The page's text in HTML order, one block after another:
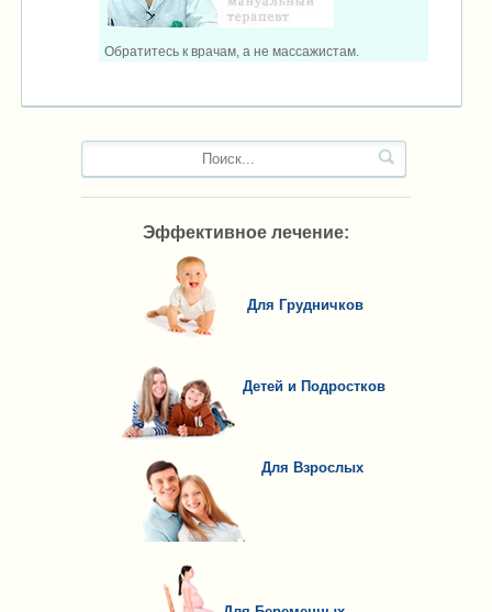
Обратитесь к врачам, а не массажистам.
Эффективное лечение:
Для Грудничков
Детей и Подростков
Для Взрослых